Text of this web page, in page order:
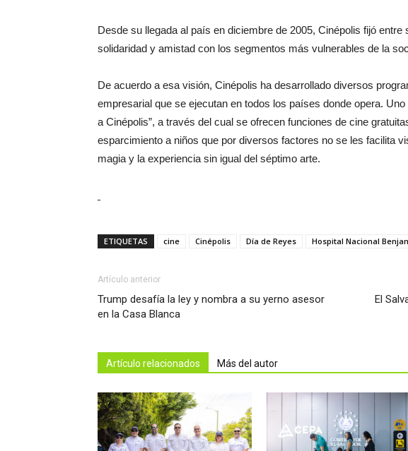
Desde su llegada al país en diciembre de 2005, Cinépolis fijó
solidaridad y amistad con los segmentos más vulnerables de la
De acuerdo a esa visión, Cinépolis ha desarrollado diversos
empresarial que se ejecutan en todos los países donde opera.
a Cinépolis”, a través del cual se ofrecen funciones de cine
esparcimiento a niños que por diversos factores no se les facilita
magia y la experiencia sin igual del séptimo arte.
ETIQUETAS cine Cinépolis Día de Reyes Hospital Nacional
Artículo anterior
Trump desafía la ley y nombra a su yerno asesor
en la Casa Blanca
El
Artículo relacionados Más del autor